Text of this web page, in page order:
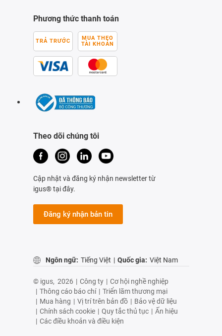
Phương thức thanh toán
TRẢ TRƯỚC
MUA THEO
TÀI KHOẢN
Theo dõi chúng tôi
Cập nhật và đăng ký nhận newsletter từ
igus® tại đây.
Đăng ký nhận bản tin
Ngôn ngữ: Tiếng Việt | Quốc gia: Việt Nam
© igus, 2026 | Công ty | Cơ hội nghề nghiệp
| Thông cáo báo chí | Triển lãm thương mại
| Mua hàng | Vị trí trên bản đồ | Bảo vệ dữ liệu
| Chính sách cookie | Quy tắc thủ tục | Ấn hiệu
| Các điều khoản và điều kiện